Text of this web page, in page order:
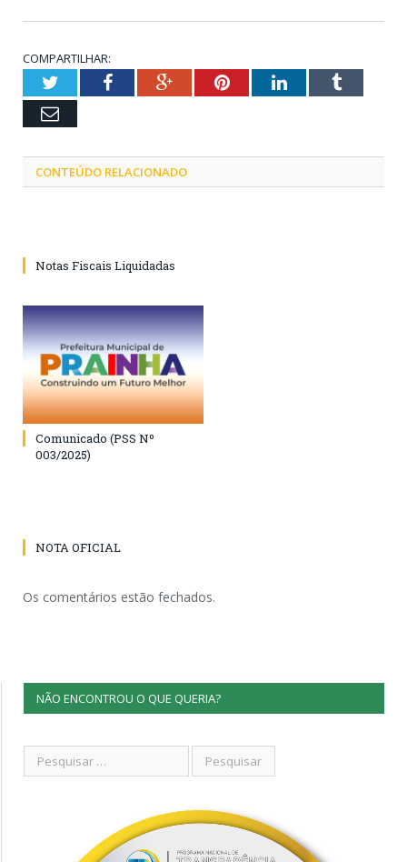
COMPARTILHAR:
TwitterFacebookGoogle+PinterestLinkedInTumblr
Email
CONTEÚDO RELACIONADO
Notas Fiscais Liquidadas
Comunicado (PSS Nº
003/2025)
NOTA OFICIAL
Os comentários estão fechados.
NÃO ENCONTROU O QUE QUERIA?